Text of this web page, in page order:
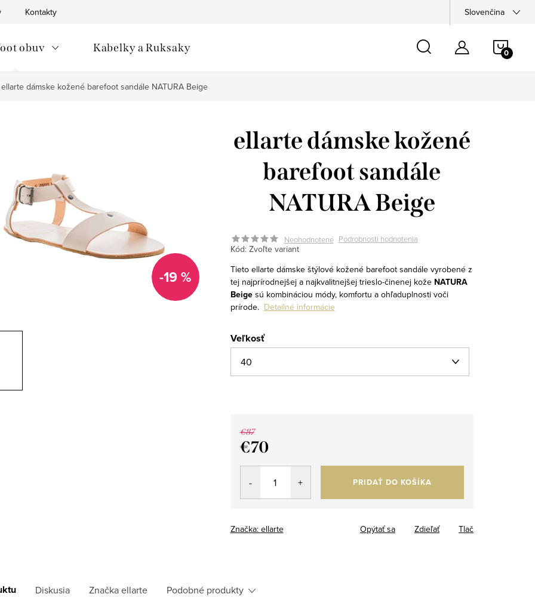
Kontakty Slovenčina
obuv Kabelky a Ruksaky
ellarte dámske kožené barefoot sandále NATURA Beige
-19 %
ellarte dámske kožené
barefoot sandále
NATURA Beige
Neohodnotené Podrobnosti hodnotenia
Kód: Zvoľte variant
Tieto ellarte dámske štýlové kožené barefoot sandále vyrobené z
tej najprírodnejšej a najkvalitnejšej trieslo-činenej kože NATURA
Beigesú kombináciou módy, komfortu a ohľaduplnosti voči
prírode. Detailné informácie
Veľkosť
€87
€70
Jednotková
PRIDAŤ DO KOŠÍKA
Značka: ellarte Tlač
Opýtať sa Zdieľať
Diskusia Značkaellarte Podobné produkty